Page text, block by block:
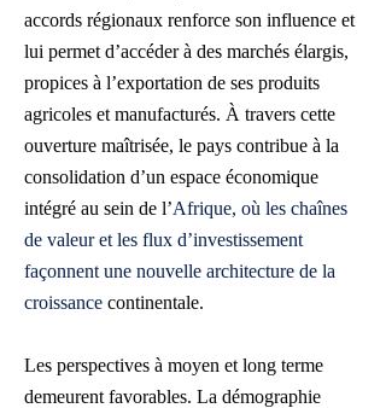
accords régionaux renforce son influence et
lui permet d’accéder à des marchés élargis,
propices à l’exportation de ses produits
agricoles et manufacturés. À travers cette
ouverture maîtrisée, le pays contribue à la
consolidation d’un espace économique
intégré au sein de l’Afrique, où les chaînes
de valeur et les flux d’investissement
façonnent une nouvelle architecture de la
croissance continentale.
Les perspectives à moyen et long terme
demeurent favorables. La démographie